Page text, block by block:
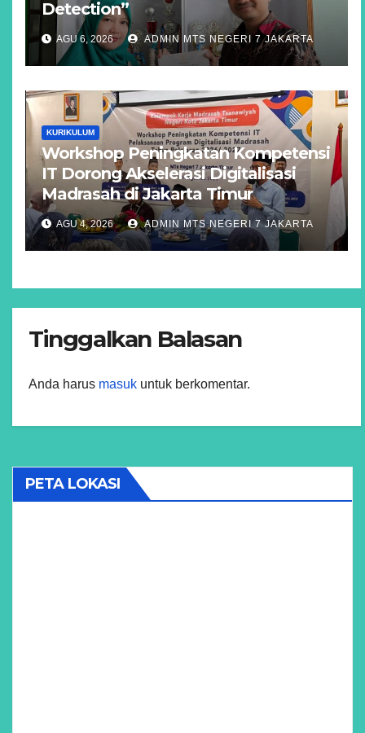
Detection”
AGU 6, 2026 ADMIN MTS NEGERI 7 JAKARTA
KURIKULUM
Workshop Peningkatan Kompetensi
IT Dorong Akselerasi Digitalisasi
Madrasah di Jakarta Timur
AGU 4, 2026 ADMIN MTS NEGERI 7 JAKARTA
Tinggalkan Balasan
Anda harus masuk untuk berkomentar.
PETA LOKASI